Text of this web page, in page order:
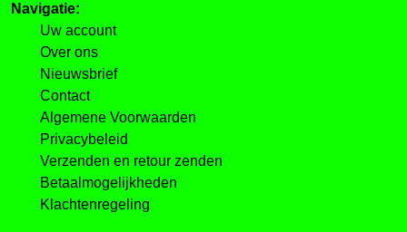
Navigatie:
Uw account
Over ons
Nieuwsbrief
Contact
Algemene Voorwaarden
Privacybeleid
Verzenden en retour zenden
Betaalmogelijkheden
Klachtenregeling